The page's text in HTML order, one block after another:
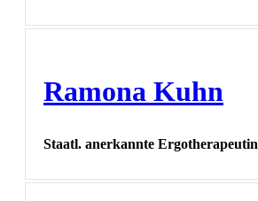
Ramona Kuhn
Staatl. anerkannte Ergotherapeutin